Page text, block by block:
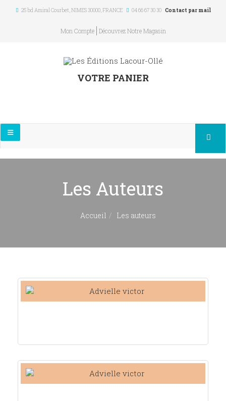
25 bd Amiral Courbet, NIMES 30000,FRANCE 04 66 67 30 30 Contact par mail
Mon Compte Découvrez Notre Magasin
VOTRE PANIER
Les Auteurs
Accueil Les auteurs